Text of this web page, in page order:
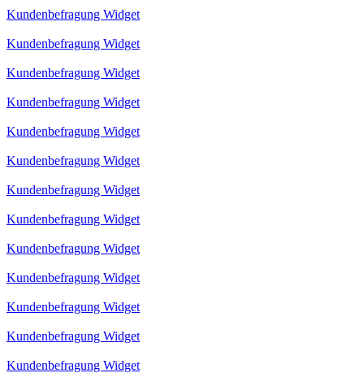
Kundenbefragung Widget
Kundenbefragung Widget
Kundenbefragung Widget
Kundenbefragung Widget
Kundenbefragung Widget
Kundenbefragung Widget
Kundenbefragung Widget
Kundenbefragung Widget
Kundenbefragung Widget
Kundenbefragung Widget
Kundenbefragung Widget
Kundenbefragung Widget
Kundenbefragung Widget